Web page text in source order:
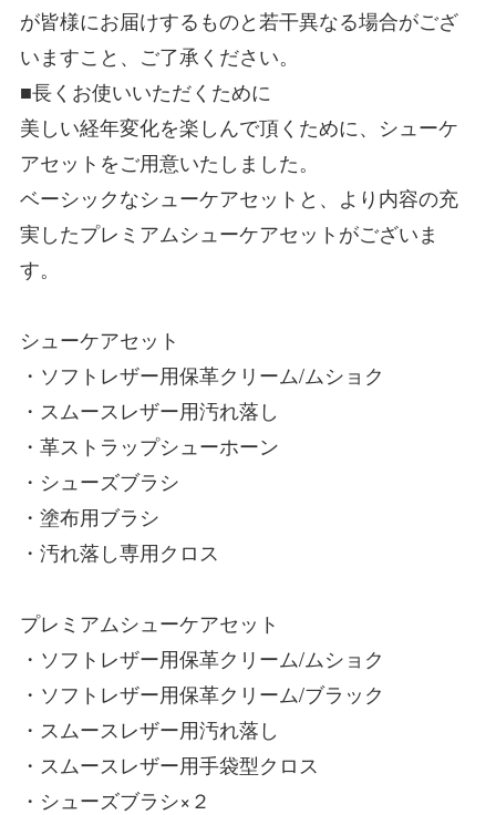
が皆様にお届けするものと若干異なる場合がござ
いますこと、ご了承ください。
■長くお使いいただくために
美しい経年変化を楽しんで頂くために、シューケ
アセットをご用意いたしました。
ベーシックなシューケアセットと、より内容の充
実したプレミアムシューケアセットがございま
す。
シューケアセット
・ソフトレザー用保革クリーム/ムショク
・スムースレザー用汚れ落し
・革ストラップシューホーン
・シューズブラシ
・塗布用ブラシ
・汚れ落し専用クロス
プレミアムシューケアセット
・ソフトレザー用保革クリーム/ムショク
・ソフトレザー用保革クリーム/ブラック
・スムースレザー用汚れ落し
・スムースレザー用手袋型クロス
・シューズブラシ×２